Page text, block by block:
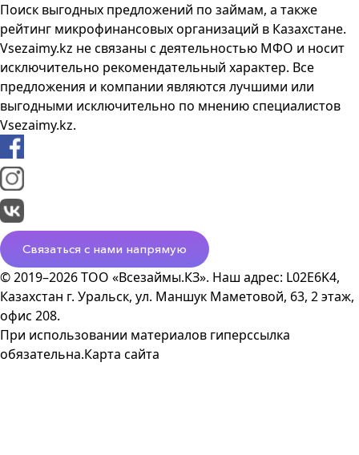
Поиск выгодных предложений по займам, а также
рейтинг микрофинансовых организаций в Казахстане.
Vsezaimy.kz не связаны с деятельностью МФО и носит
исключительно рекомендательный характер. Все
предложения и компании являются лучшими или
выгодными исключительно по мнению специалистов
Vsezaimy.kz.
Связаться с нами напрямую
© 2019–2026 ТОО «Всезаймы.КЗ». Наш адрес: L02E6K4,
Казахстан г. Уральск, ул. Маншук Маметовой, 63, 2 этаж,
офис 208.
При использовании материалов гиперссылка
обязательна.Карта сайта